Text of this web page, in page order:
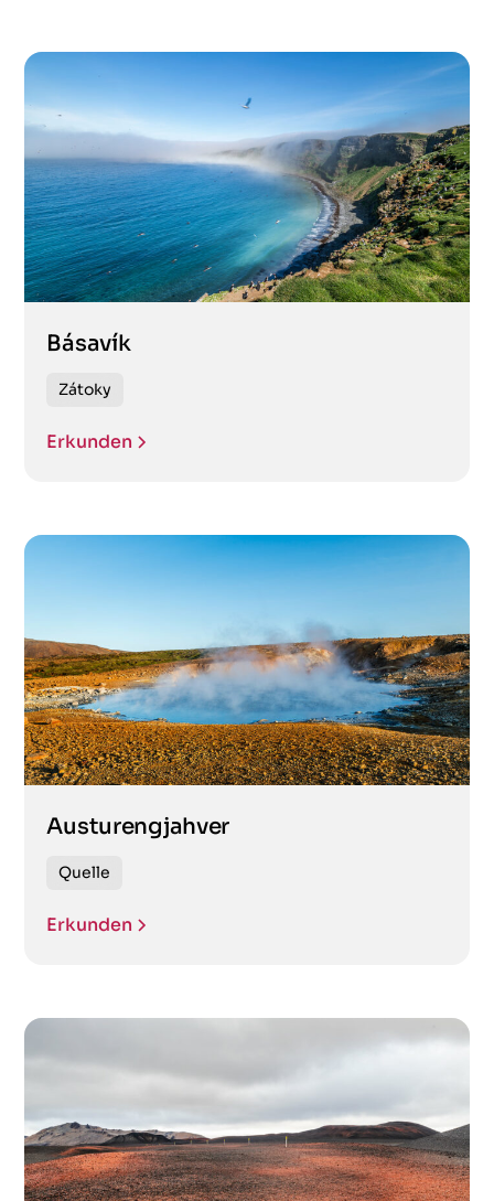
Básavík
Zátoky
Erkunden
Austurengjahver
Quelle
Erkunden